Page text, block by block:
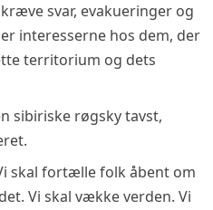
svar, evakueringer og
interesserne hos dem, der
territorium og dets
sibiriske røgsky tavst,
skal fortælle folk åbent om
Vi skal vække verden. Vi